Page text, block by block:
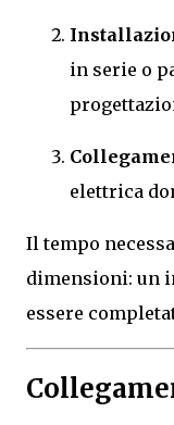
in serie o
elettrica
Il tempo
dimensioni: un
essere